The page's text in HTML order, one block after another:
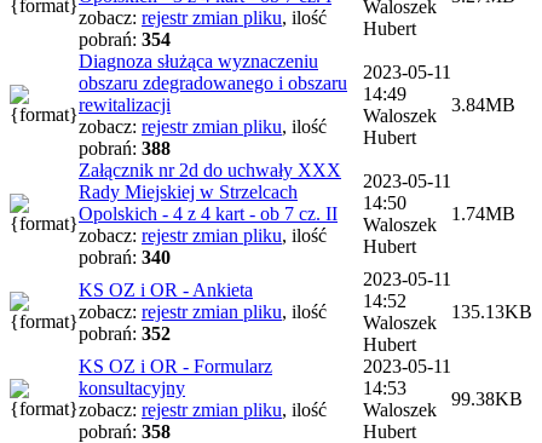
zobacz: rejestr zmian pliku, ilość
pobrań: 354
Waloszek
Hubert
Diagnoza służąca wyznaczeniu
obszaru zdegradowanego i obszaru
rewitalizacji
zobacz: rejestr zmian pliku, ilość
pobrań: 388
2023-05-11
14:49
Waloszek
Hubert
3.84MB
Załącznik nr 2d do uchwały XXX
Rady Miejskiej w Strzelcach
Opolskich - 4 z 4 kart - ob 7 cz. II
zobacz: rejestr zmian pliku, ilość
pobrań: 340
2023-05-11
14:50
Waloszek
Hubert
1.74MB
KS OZ i OR - Ankieta
zobacz: rejestr zmian pliku, ilość
pobrań: 352
2023-05-11
14:52
Waloszek
Hubert
135.13KB
KS OZ i OR - Formularz
konsultacyjny
zobacz: rejestr zmian pliku, ilość
pobrań: 358
2023-05-11
14:53
Waloszek
Hubert
99.38KB